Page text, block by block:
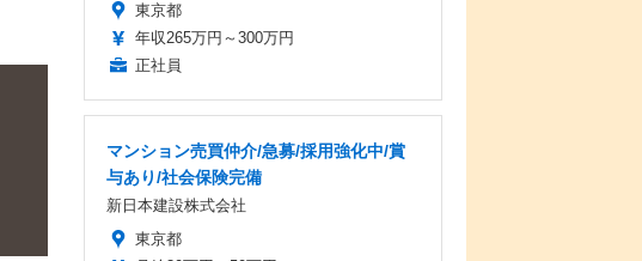
東京都
年収265万円～300万円
正社員
マンション売買仲介/急募/採用強化中/賞
与あり/社会保険完備
新日本建設株式会社
東京都